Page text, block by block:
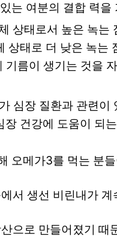
는 여분의 결합 력을
상태로서 높은 녹는
상태로 더 낮은 녹는
름이 생기는 것을
심장 질환과 관련
건강에 도움이 되
오메가3를 먹는 분
서 생선 비린내가 계
으로 만들어졌기 때